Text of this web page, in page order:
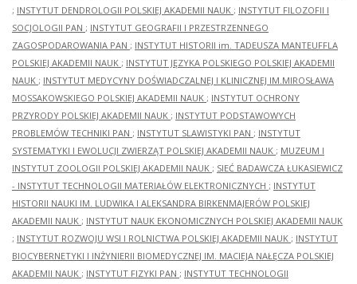
; INSTYTUT DENDROLOGII POLSKIEJ AKADEMII NAUK ; INSTYTUT FILOZOFII I
SOCJOLOGII PAN ; INSTYTUT GEOGRAFII I PRZESTRZENNEGO
ZAGOSPODAROWANIA PAN ; INSTYTUT HISTORII im. TADEUSZA MANTEUFFLA
POLSKIEJ AKADEMII NAUK ; INSTYTUT JĘZYKA POLSKIEGO POLSKIEJ AKADEMII
NAUK ; INSTYTUT MEDYCYNY DOŚWIADCZALNEJ I KLINICZNEJ IM.MIROSŁAWA
MOSSAKOWSKIEGO POLSKIEJ AKADEMII NAUK ; INSTYTUT OCHRONY
PRZYRODY POLSKIEJ AKADEMII NAUK ; INSTYTUT PODSTAWOWYCH
PROBLEMÓW TECHNIKI PAN ; INSTYTUT SLAWISTYKI PAN ; INSTYTUT
SYSTEMATYKI I EWOLUCJI ZWIERZĄT POLSKIEJ AKADEMII NAUK ; MUZEUM I
INSTYTUT ZOOLOGII POLSKIEJ AKADEMII NAUK ; SIEĆ BADAWCZA ŁUKASIEWICZ
- INSTYTUT TECHNOLOGII MATERIAŁÓW ELEKTRONICZNYCH ; INSTYTUT
HISTORII NAUKI IM. LUDWIKA I ALEKSANDRA BIRKENMAJERÓW POLSKIEJ
AKADEMII NAUK ; INSTYTUT NAUK EKONOMICZNYCH POLSKIEJ AKADEMII NAUK
; INSTYTUT ROZWOJU WSI I ROLNICTWA POLSKIEJ AKADEMII NAUK ; INSTYTUT
BIOCYBERNETYKI I INŻYNIERII BIOMEDYCZNEJ IM. MACIEJA NAŁĘCZA POLSKIEJ
AKADEMII NAUK ; INSTYTUT FIZYKI PAN ; INSTYTUT TECHNOLOGII